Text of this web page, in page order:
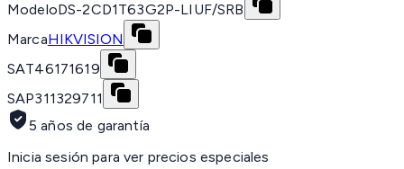
ModeloDS-2CD1T63G2P-LIUF/SRB
MarcaHIKVISION
SAT46171619
SAP311329711
5 años de garantía
Inicia sesión para ver precios especiales